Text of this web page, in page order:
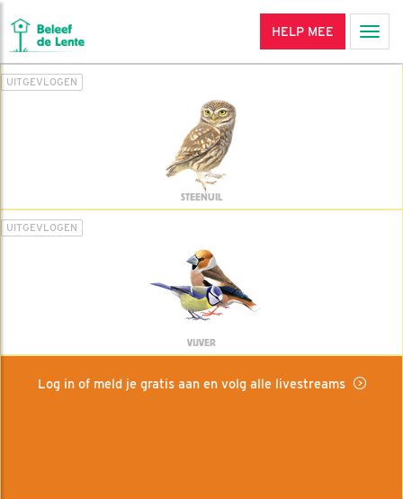
HELP MEE
UITGEVLOGEN
STEENUIL
UITGEVLOGEN
VIJVER
Log in of meld je gratis aan en volg alle livestreams